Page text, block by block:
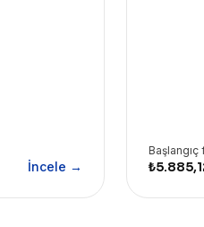
İncele →
Başlangıç